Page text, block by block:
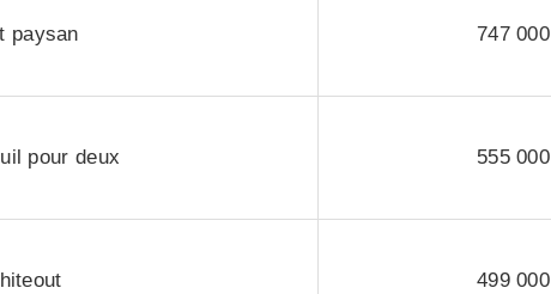
paysan 747 000
pour deux 555 000
499 000